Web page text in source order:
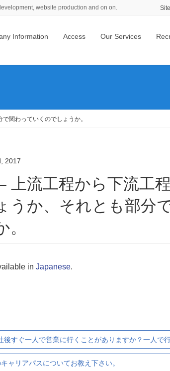
website production and on on.
Information Access Our Services
関わっていくのでしょうか。
2017
うか、それとも部分
in Japanese.
後すぐ一人で営業に行くことがありますか？一人で
ャリアパスについてお教え下さい。